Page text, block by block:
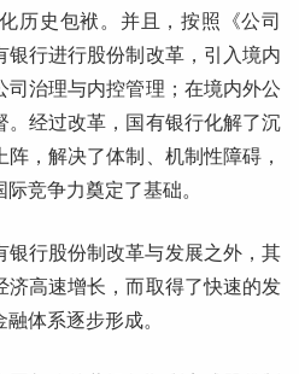
历史包袱。并且，按照《公司
银行进行股份制改革，引入境内
司治理与内控管理；在境内外公
。经过改革，国有银行化解了沉
，解决了体制、机制性障碍，
竞争力奠定了基础。
银行股份制改革与发展之外，其
济高速增长，而取得了快速的发
体系逐步形成。